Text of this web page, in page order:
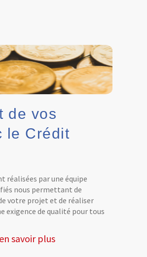
de vos
le Crédit
réalisées par une équipe
nous permettant de
votre projet et de réaliser
exigence de qualité pour tous
savoir plus